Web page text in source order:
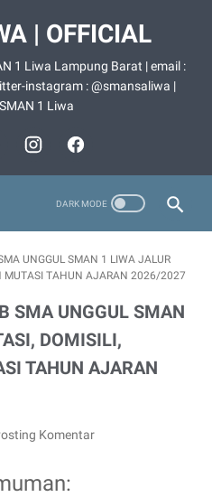
| OFFICIAL
1 Liwa Lampung Barat | email :
instagram : @smansaliwa |
1 Liwa
UNGGUL SMAN 1 LIWA JALUR
MUTASI TAHUN AJARAN 2026/2027
SMA UNGGUL SMAN
DOMISILI,
TAHUN AJARAN
Komentar